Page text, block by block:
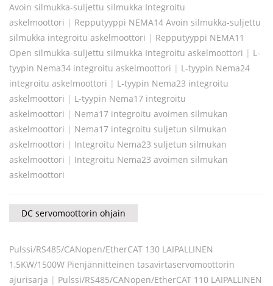
Avoin silmukka-suljettu silmukka Integroitu
askelmoottori | Repputyyppi NEMA14 Avoin silmukka-suljettu
silmukka integroitu askelmoottori | Repputyyppi NEMA11
Open silmukka-suljettu silmukka Integroitu askelmoottori | L-
tyypin Nema34 integroitu askelmoottori | L-tyypin Nema24
integroitu askelmoottori | L-tyypin Nema23 integroitu
askelmoottori | L-tyypin Nema17 integroitu
askelmoottori | Nema17 integroitu avoimen silmukan
askelmoottori | Nema17 integroitu suljetun silmukan
askelmoottori | Integroitu Nema23 suljetun silmukan
askelmoottori | Integroitu Nema23 avoimen silmukan
askelmoottori
DC servomoottorin ohjain
Pulssi/RS485/CANopen/EtherCAT 130 LAIPALLINEN
1,5KW/1500W Pienjännitteinen tasavirtaservomoottorin
ajurisarja | Pulssi/RS485/CANopen/EtherCAT 110 LAIPALLINEN